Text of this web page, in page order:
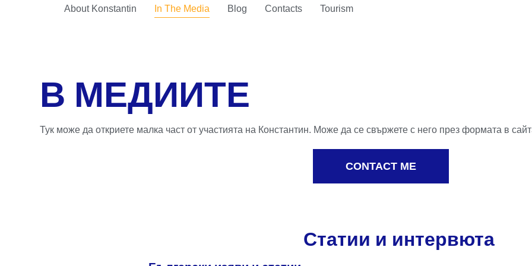
About Konstantin In The Media Blog Contacts Tourism
В МЕДИИТЕ
Тук може да откриете малка част от участията на Константин. Може да се свържете с него през формата в
CONTACT ME
Статии и интервюта